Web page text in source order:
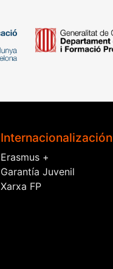
Internacionalización
Erasmus +
Garantía Juvenil
Xarxa FP